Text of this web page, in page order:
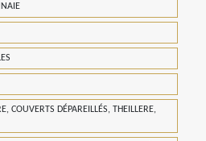
COUVERTS DÉPAREILLÉS, THEILLERE,